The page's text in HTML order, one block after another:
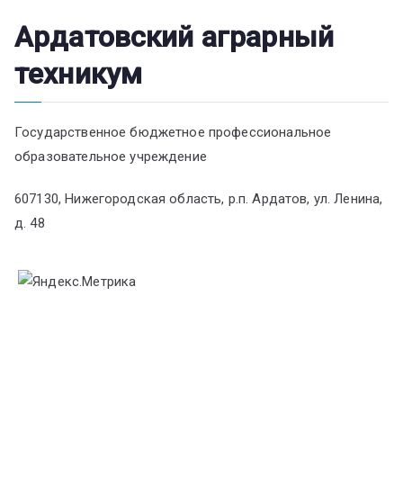
Ардатовский аграрный
техникум
Государственное бюджетное профессиональное
образовательное учреждение
607130, Нижегородская область, р.п. Ардатов, ул. Ленина,
д. 48